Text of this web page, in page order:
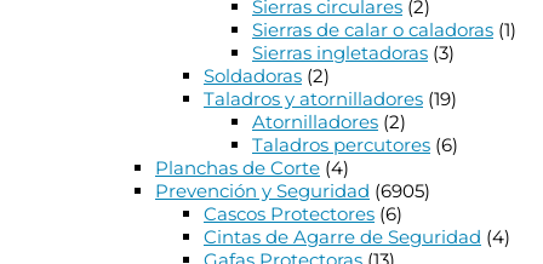
Sierras circulares (2)
Sierras de calar o caladoras (1)
Sierras ingletadoras (3)
Soldadoras (2)
Taladros y atornilladores (19)
Atornilladores (2)
Taladros percutores (6)
Planchas de Corte (4)
Prevención y Seguridad (6905)
Cascos Protectores (6)
Cintas de Agarre de Seguridad (4)
Gafas Protectoras (13)